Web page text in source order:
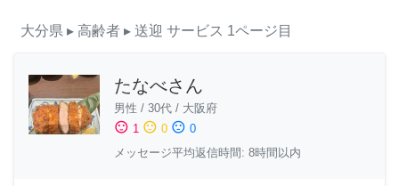
大分県 ▸ 高齢者 ▸ 送迎 サービス 1ページ目
たなべさん
男性 / 30代 / 大阪府
sentiment_satisfied 1 sentiment_neutral 0 sentiment_dissatisfied 0
メッセージ平均返信時間: 8時間以内